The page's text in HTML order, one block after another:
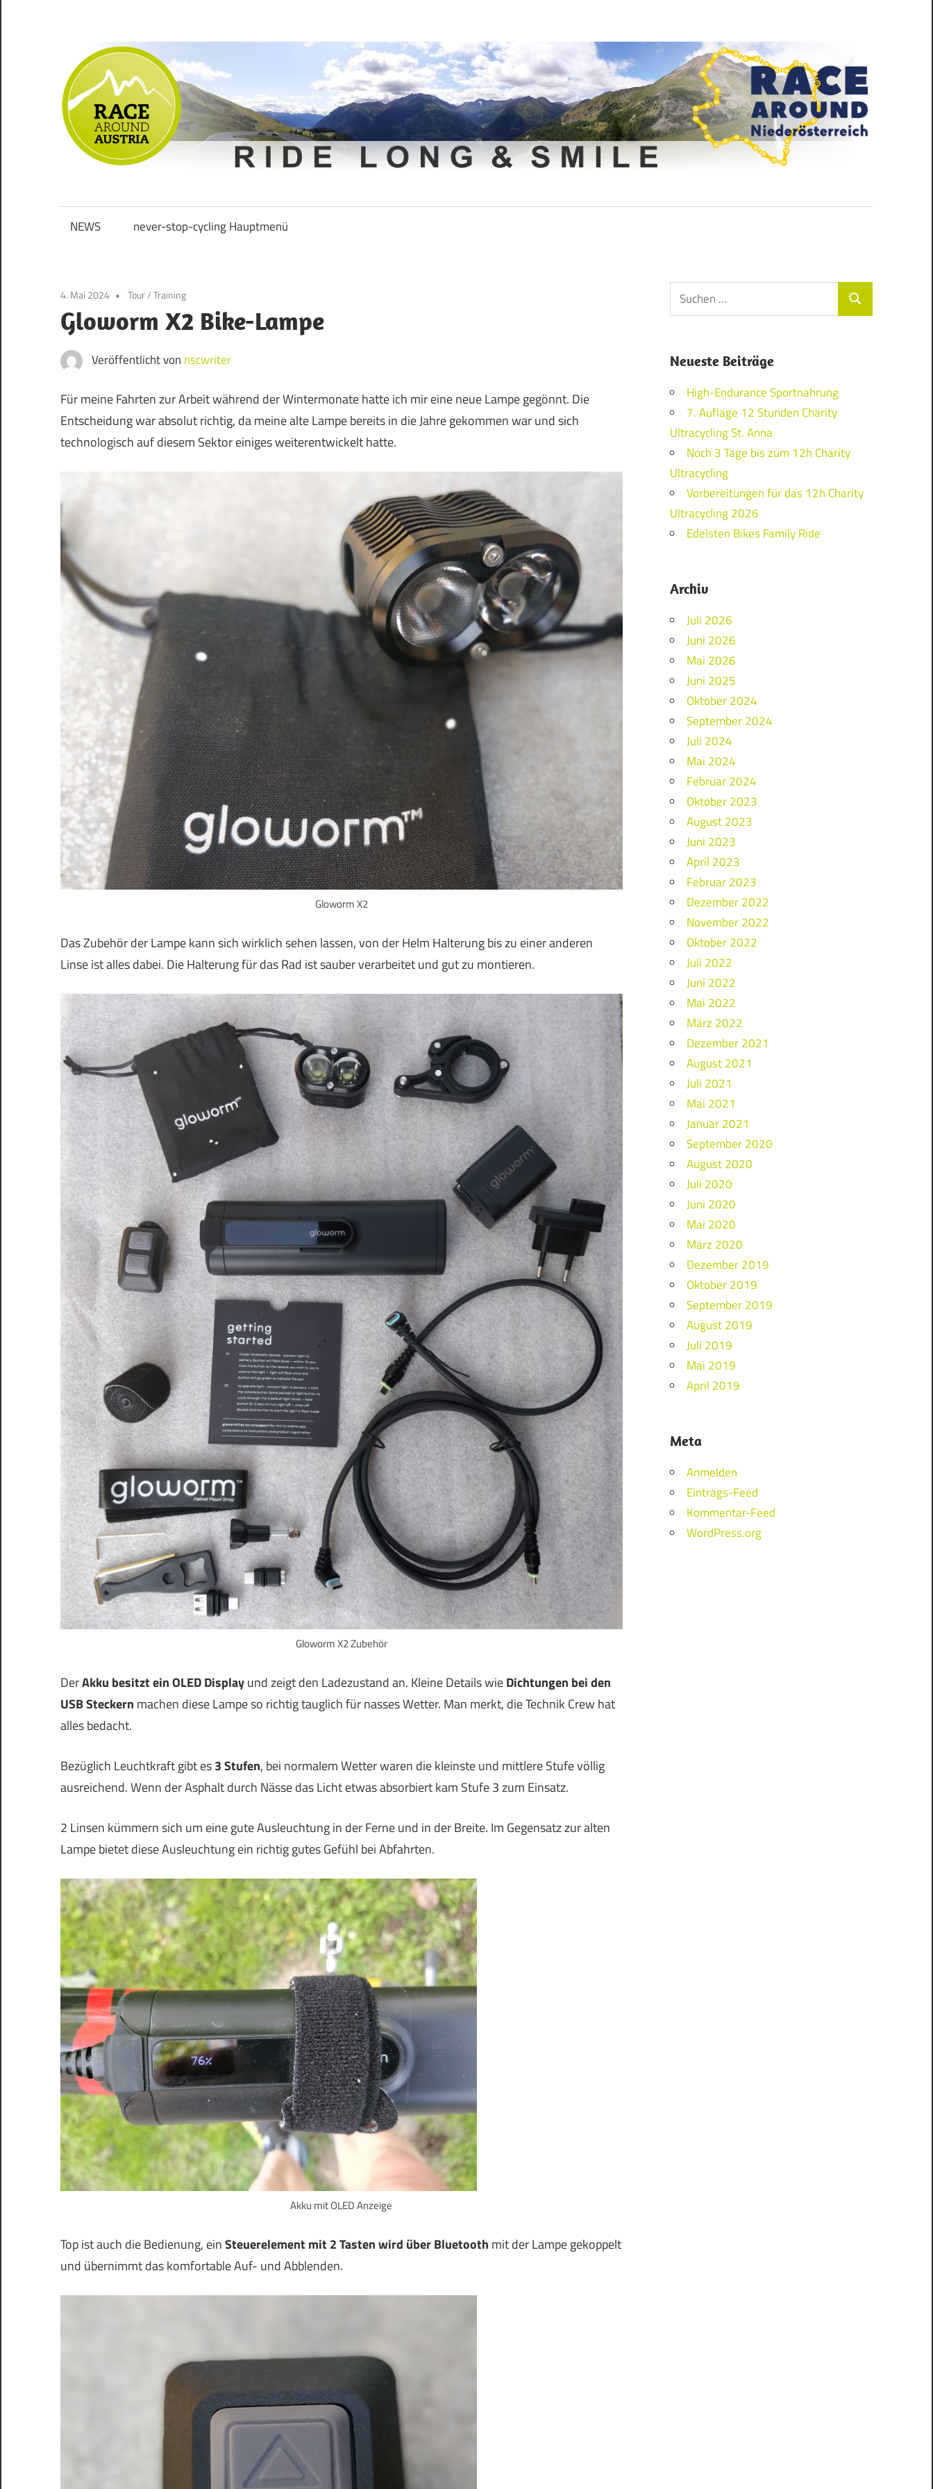
springen
Never
Stop
Blog
NEWS never-stop-cycling Hauptmenü
4. Mai 2024 Tour/Training
Gloworm X2 Bike-Lampe
Veröffentlicht von nscwriter
Für meine Fahrten zur Arbeit während der Wintermonate hatte ich mir eine neue Lampe gegönnt. Die
Entscheidung war absolut richtig, da meine alte Lampe bereits in die Jahre gekommen war und sich
technologisch auf diesem Sektor einiges weiterentwickelt hatte.
Gloworm X2
Das Zubehör der Lampe kann sich wirklich sehen lassen, von der Helm Halterung bis zu einer anderen
Linse ist alles dabei. Die Halterung für das Rad ist sauber verarbeitet und gut zu montieren.
Gloworm X2 Zubehör
DerAkku besitzt ein OLED Displayund zeigt den Ladezustand an. Kleine Details wieDichtungen bei den
USB Steckern machen diese Lampe so richtig tauglich für nasses Wetter. Man merkt, die Technik Crew hat
alles bedacht.
Bezüglich Leuchtkraft gibt es3 Stufen, bei normalem Wetter waren die kleinste und mittlere Stufe völlig
ausreichend. Wenn der Asphalt durch Nässe das Licht etwas absorbiert kam Stufe 3 zum Einsatz.
2 Linsen kümmern sich um eine gute Ausleuchtung in der Ferne und in der Breite. Im Gegensatz zur alten
Lampe bietet diese Ausleuchtung ein richtig gutes Gefühl bei Abfahrten.
Akku mit OLED Anzeige
Top ist auch die Bedienung, einSteuerelement mit 2 Tasten wird über Bluetooth mit der Lampe gekoppelt
und übernimmt das komfortable Auf- und Abblenden.
Suchen
nach:
Suchen
Neueste Beiträge
High-Endurance Sportnahrung
7. Auflage 12 Stunden Charity
Ultracycling St. Anna
Noch 3 Tage bis zum 12h Charity
Ultracycling
Vorbereitungen für das 12h Charity
Ultracycling 2026
Edelsten Bikes Family Ride
Archiv
Juli 2026
Juni 2026
Mai 2026
Juni 2025
Oktober 2024
September 2024
Juli 2024
Mai 2024
Februar 2024
Oktober 2023
August 2023
Juni 2023
April 2023
Februar 2023
Dezember 2022
November 2022
Oktober 2022
Juli 2022
Juni 2022
Mai 2022
März 2022
Dezember 2021
August 2021
Juli 2021
Mai 2021
Januar 2021
September 2020
August 2020
Juli 2020
Juni 2020
Mai 2020
März 2020
Dezember 2019
Oktober 2019
September 2019
August 2019
Juli 2019
Mai 2019
April 2019
Meta
Anmelden
Eintrags-Feed
Kommentar-Feed
WordPress.org